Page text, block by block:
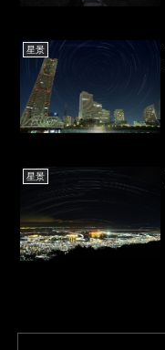
星景
星景